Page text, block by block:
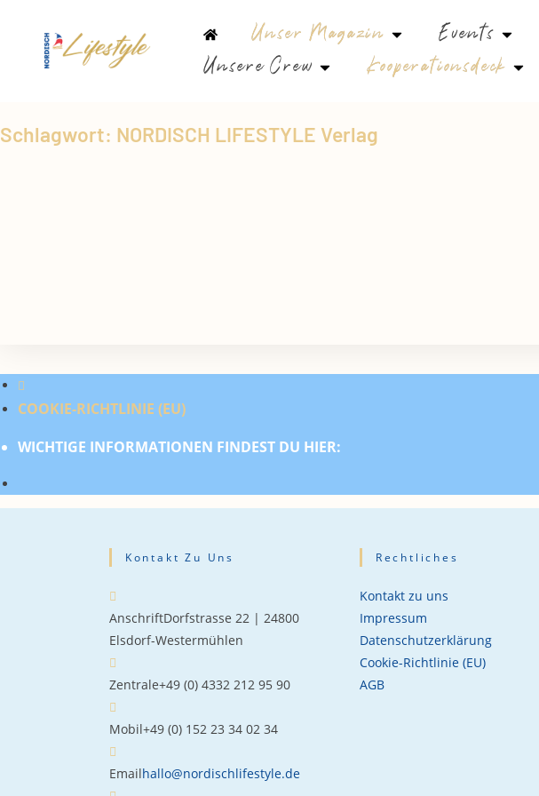
Unser Magazin Events
Unsere Crew
Kooperationsdeck
Schlagwort: NORDISCH LIFESTYLE Verlag
COOKIE-RICHTLINIE (EU)
WICHTIGE INFORMATIONEN FINDEST DU HIER:
Kontakt Zu Uns
AnschriftDorfstrasse 22 | 24800
Elsdorf-Westermühlen
Zentrale+49 (0) 4332 212 95 90
Mobil+49 (0) 152 23 34 02 34
Emailhallo@nordischlifestyle.de
Rechtliches
Kontakt zu uns
Impressum
Datenschutzerklärung
Cookie-Richtlinie (EU)
AGB